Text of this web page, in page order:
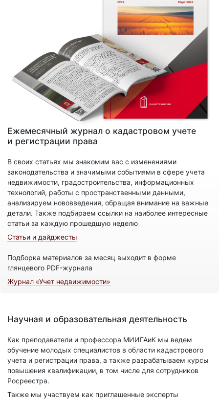
Ежемесячный журнал о кадастровом учете
и регистрации права
В своих статьях мы знакомим вас с изменениями
законодательства и значимыми событиями в сфере учета
недвижимости, градостроительства, информационных
технологий, работы с пространственными данными,
анализируем нововведения, обращая внимание на важные
детали. Также подбираем ссылки на наиболее интересные
статьи за каждую прошедшую неделю
Статьи и дайджесты
Подборка материалов за месяц выходит в форме
глянцевого PDF-журнала
Журнал «Учет недвижимости»
Научная и образовательная деятельность
Как преподаватели и профессора МИИГАиК мы ведем
обучение молодых специалистов в области кадастрового
учета и регистрации права, а также разрабатываем курсы
повышения квалификации, в том числе для сотрудников
Росреестра.
Также мы участвуем как приглашенные эксперты